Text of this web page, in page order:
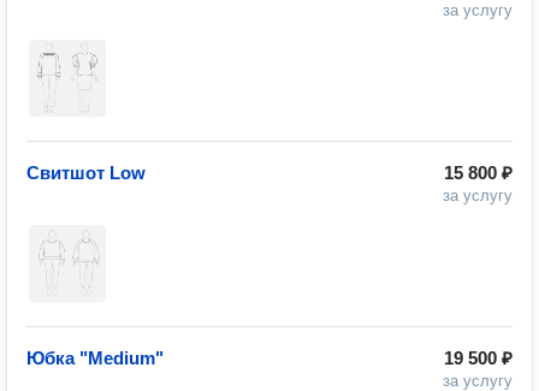
за услугу
15 800 ₽
за услугу
Свитшот Low
19 500 ₽
за услугу
Юбка "Medium"